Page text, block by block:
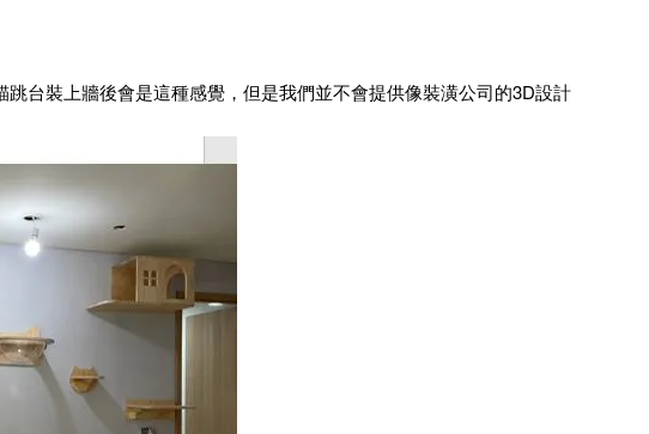
台裝上牆後會是這種感覺，但是我們並不會提供像裝潢公司的3D設計